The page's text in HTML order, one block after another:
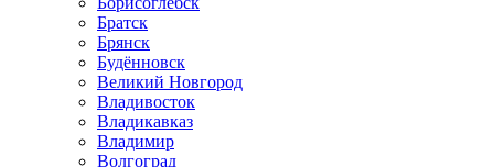
Братск
Брянск
Будённовск
Великий Новгород
Владивосток
Владикавказ
Владимир
Волгоград